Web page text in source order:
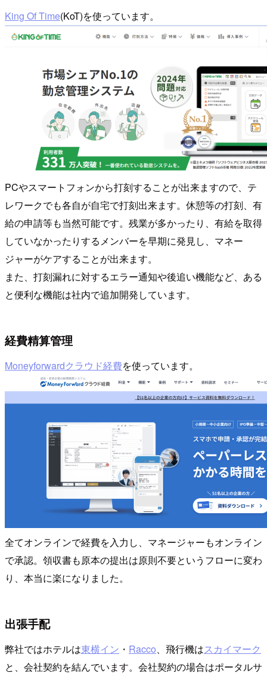
King Of Time(KoT)を使っています。
PCやスマートフォンから打刻することが出来ますので、テ
レワークでも各自が自宅で打刻出来ます。休憩等の打刻、有
給の申請等も当然可能です。残業が多かったり、有給を取得
していなかったりするメンバーを早期に発見し、マネー
ジャーがケアすることが出来ます。
また、打刻漏れに対するエラー通知や後追い機能など、ある
と便利な機能は社内で追加開発しています。
経費精算管理
Moneyforwardクラウド経費を使っています。
全てオンラインで経費を入力し、マネージャーもオンライン
で承認。領収書も原本の提出は原則不要というフローに変わ
り、本当に楽になりました。
出張手配
弊社ではホテルは東横イン ・ Racco 、飛行機はスカイマーク
と、会社契約を結んでいます。会社契約の場合はポータルサ